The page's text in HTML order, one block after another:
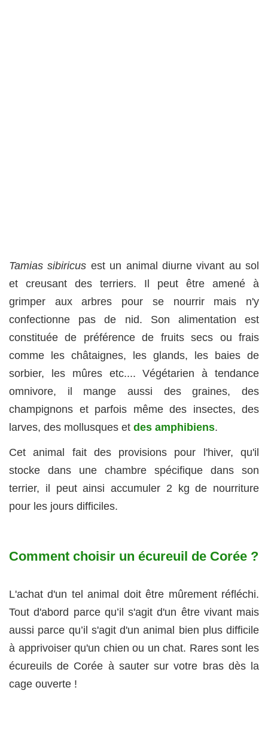
Tamias sibiricus est un animal diurne vivant au sol
et creusant des terriers. Il peut être amené à
grimper aux arbres pour se nourrir mais n'y
confectionne pas de nid. Son alimentation est
constituée de préférence de fruits secs ou frais
comme les châtaignes, les glands, les baies de
sorbier, les mûres etc.... Végétarien à tendance
omnivore, il mange aussi des graines, des
champignons et parfois même des insectes, des
larves, des mollusques et des amphibiens.
Cet animal fait des provisions pour l'hiver, qu'il
stocke dans une chambre spécifique dans son
terrier, il peut ainsi accumuler 2 kg de nourriture
pour les jours difficiles.
Comment choisir un écureuil de Corée ?
L'achat d'un tel animal doit être mûrement réfléchi.
Tout d'abord parce qu’il s'agit d'un être vivant mais
aussi parce qu’il s'agit d'un animal bien plus difficile
à apprivoiser qu'un chien ou un chat. Rares sont les
écureuils de Corée à sauter sur votre bras dès la
cage ouverte !